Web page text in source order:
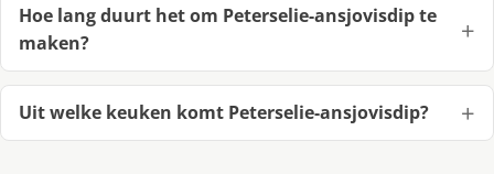
Hoe lang duurt het om Peterselie-ansjovisdip te
maken?
Uit welke keuken komt Peterselie-ansjovisdip?